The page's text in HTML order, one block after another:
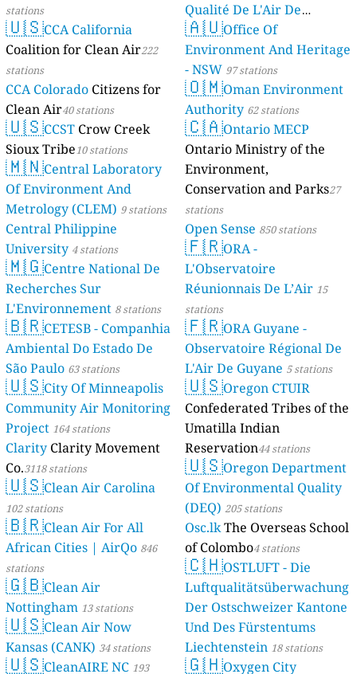
stations
🇺🇸CCA California
Coalition for Clean Air222
stations
CCA Colorado Citizens for
Clean Air40 stations
🇺🇸CCST Crow Creek
Sioux Tribe10 stations
🇲🇳Central Laboratory
Of Environment And
Metrology (CLEM) 9 stations
Central Philippine
University 4 stations
🇲🇬Centre National De
Recherches Sur
L'Environnement 8 stations
🇧🇷CETESB - Companhia
Ambiental Do Estado De
São Paulo 63 stations
🇺🇸City Of Minneapolis
Community Air Monitoring
Project 164 stations
Clarity Clarity Movement
Co.3118 stations
🇺🇸Clean Air Carolina
102 stations
🇧🇷Clean Air For All
African Cities | AirQo 846
stations
🇬🇧Clean Air
Nottingham 13 stations
🇺🇸Clean Air Now
Kansas (CANK) 34 stations
🇺🇸CleanAIRE NC 193
Qualité De L'Air De
Mayotte 4 stations
🇦🇺Office Of
Environment And Heritage
- NSW 97 stations
🇴🇲Oman Environment
Authority 62 stations
🇨🇦Ontario MECP
Ontario Ministry of the
Environment,
Conservation and Parks27
stations
Open Sense 850 stations
🇫🇷ORA -
L'Observatoire
Réunionnais De L’Air 15
stations
🇫🇷ORA Guyane -
Observatoire Régional De
L'Air De Guyane 5 stations
🇺🇸Oregon CTUIR
Confederated Tribes of the
Umatilla Indian
Reservation44 stations
🇺🇸Oregon Department
Of Environmental Quality
(DEQ) 205 stations
Osc.lkThe Overseas School
of Colombo4 stations
🇨🇭OSTLUFT - Die
Luftqualitätsüberwachung
Der Ostschweizer Kantone
Und Des Fürstentums
Liechtenstein 18 stations
🇬🇭Oxygen City